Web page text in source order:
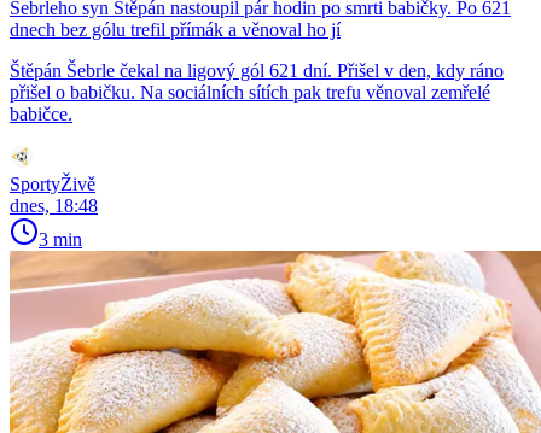
Šebrleho syn Štěpán nastoupil pár hodin po smrti babičky. Po 621
dnech bez gólu trefil přímák a věnoval ho jí
Štěpán Šebrle čekal na ligový gól 621 dní. Přišel v den, kdy ráno
přišel o babičku. Na sociálních sítích pak trefu věnoval zemřelé
babičce.
SportyŽivě
dnes, 18:48
3 min